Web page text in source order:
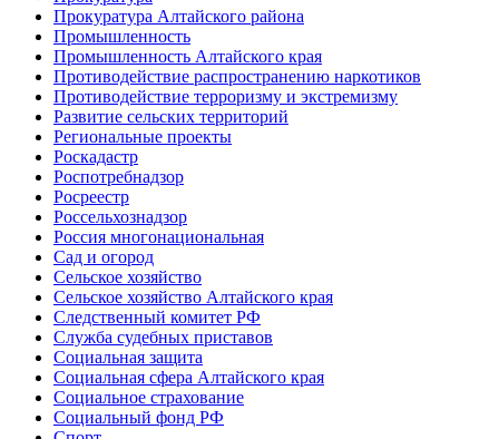
Прокуратура Алтайского района
Промышленность
Промышленность Алтайского края
Противодействие распространению наркотиков
Противодействие терроризму и экстремизму
Развитие сельских территорий
Региональные проекты
Роскадастр
Роспотребнадзор
Росреестр
Россельхознадзор
Россия многонациональная
Сад и огород
Сельское хозяйство
Сельское хозяйство Алтайского края
Следственный комитет РФ
Служба судебных приставов
Социальная защита
Социальная сфера Алтайского края
Социальное страхование
Социальный фонд РФ